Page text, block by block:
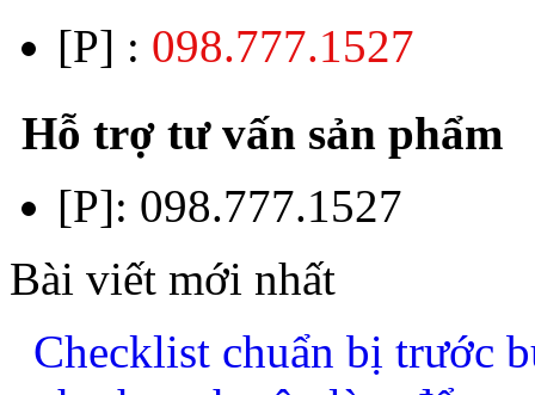
[P] : 098.777.1527
Hỗ trợ tư vấn sản phẩm
[P]: 098.777.1527
Bài viết mới nhất
Checklist chuẩn bị trước